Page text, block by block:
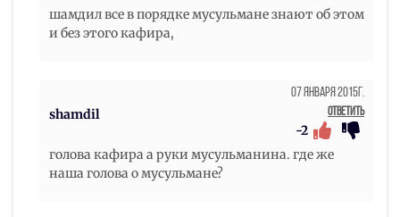
шамдил все в порядке мусульмане знают об этом
и без этого кафира,
shamdil
07 Января 2015г.
Ответить
-2
голова кафира а руки мусульманина. где же
наша голова о мусульмане?